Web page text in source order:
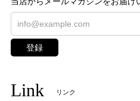
登録
Link リンク